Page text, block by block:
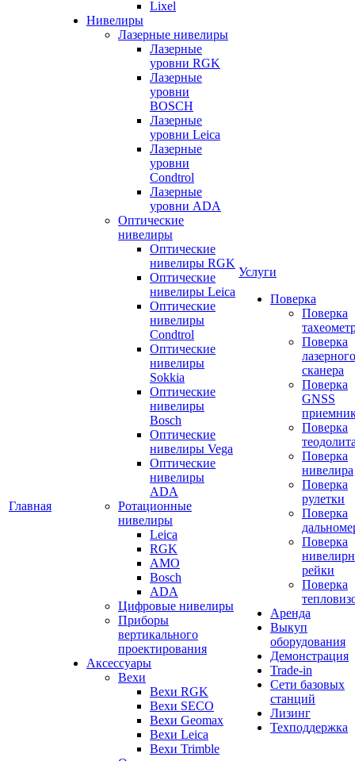
Главная
Lixel
Нивелиры
Лазерные нивелиры
Лазерные
уровни RGK
Лазерные
уровни
BOSCH
Лазерные
уровни Leica
Лазерные
уровни
Condtrol
Лазерные
уровни ADA
Оптические
нивелиры
Оптические
нивелиры RGK
Оптические
нивелиры Leica
Оптические
нивелиры
Condtrol
Оптические
нивелиры
Sokkia
Оптические
нивелиры
Bosch
Оптические
нивелиры Vega
Оптические
нивелиры
ADA
Ротационные
нивелиры
Leica
RGK
AMO
Bosch
ADA
Цифровые нивелиры
Приборы
вертикального
проектирования
Аксессуары
Вехи
Вехи RGK
Вехи SECO
Вехи Geomax
Вехи Leica
Вехи Trimble
Услуги
Поверка
Поверка
Поверка
лазерного
сканера
Поверка
GNSS
Поверка
Поверка
нивелира
Поверка
рулетки
Поверка
Поверка
рейки
Поверка
Аренда
Выкуп
оборудования
Демонстрация
Trade-in
Сети базовых
станций
Лизинг
Техподдержка